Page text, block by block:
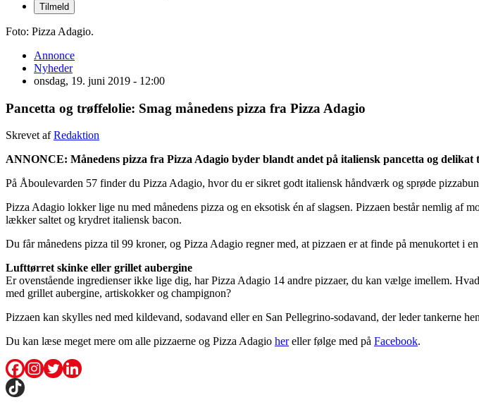
Foto: Pizza Adagio.
Annonce
Nyheder
onsdag, 19. juni 2019 - 12:00
Pancetta og trøffelolie: Smag månedens pizza fra Pizza Adagio
Skrevet afRedaktion
ANNONCE: Månedens pizza fra Pizza Adagio byder blandt andet på italiensk pancetta og delikat
På Åboulevarden 57 finder du Pizza Adagio, hvor du er sikret godt italiensk håndværk og sprøde
Pizza Adagio lokker lige nu med månedens pizza og en eksotisk én af slagsen. Pizzaen består nemlig af
lækker saltet og krydret italiensk bacon.
Du får månedens pizza til 99 kroner, og Pizza Adagio regner med, at pizzaen er at finde på menukortet i
Lufttørret skinke eller grillet aubergine
Er ovenstående ingredienser ikke lige dig, har Pizza Adagio 14 andre pizzaer, du kan vælge imellem.
med grillet aubergine, artiskokker og champignon?
Pizzaen kan skylles ned med kildevand, sodavand eller en San Pellegrino-sodavand, der leder tankerne
Du kan læse meget mere om alle pizzaerne og Pizza Adagio hereller følge med på Facebook.